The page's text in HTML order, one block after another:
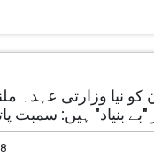
دعووں کو بے نقاب کر دیا،
کو نیا وزارتی عہدہ